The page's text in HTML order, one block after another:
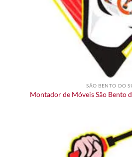
SÃO BENTO DO
Montador de Móveis São Bento